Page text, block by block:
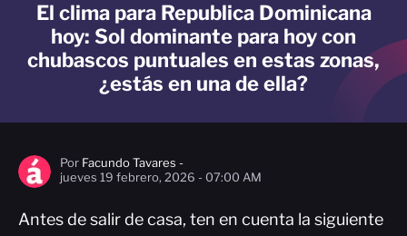
El clima para Republica Dominicana
hoy: Sol dominante para hoy con
chubascos puntuales en estas zonas,
¿estás en una de ella?
Por Facundo Tavares -
jueves 19 febrero, 2026 - 07:00 AM
Antes de salir de casa, ten en cuenta la siguiente